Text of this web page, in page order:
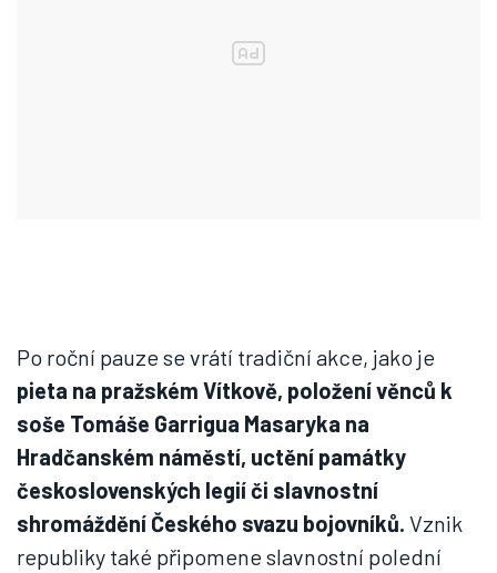
Po roční pauze se vrátí tradiční akce, jako je
pieta na pražském Vítkově, položení věnců k
soše Tomáše Garrigua Masaryka na
Hradčanském náměstí, uctění památky
československých legií či slavnostní
shromáždění Českého svazu bojovníků. Vznik
republiky také připomene slavnostní polední